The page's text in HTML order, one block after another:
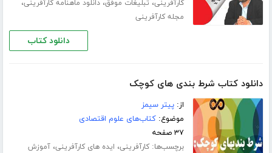
کارآفرینی، تبلیغات موفق،دانلود ماهنامه کارآفرینی،
مجله کارآفرینی
دانلود کتاب
دانلود کتاب شرط بندی های کوچک
از:پیتر سیمز
موضوع:کتاب‌های علوم اقتصادی
۳۷ صفحه
برچسب‌ها:کارآفرینی، ایده های کارآفرینی،آموزش